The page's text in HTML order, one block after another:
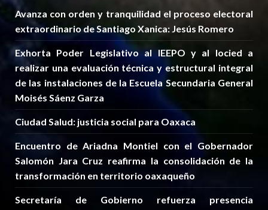
Avanza con orden y tranquilidad el proceso electoral
extraordinario de Santiago Xanica: Jesús Romero
Exhorta Poder Legislativo al IEEPO y al Iocied a
realizar una evaluación técnica y estructural integral
de las instalaciones de la Escuela Secundaria General
Moisés Sáenz Garza
Ciudad Salud: justicia social para Oaxaca
Encuentro de Ariadna Montiel con el Gobernador
Salomón Jara Cruz reafirma la consolidación de la
transformación en territorio oaxaqueño
Secretaría de Gobierno refuerza presencia